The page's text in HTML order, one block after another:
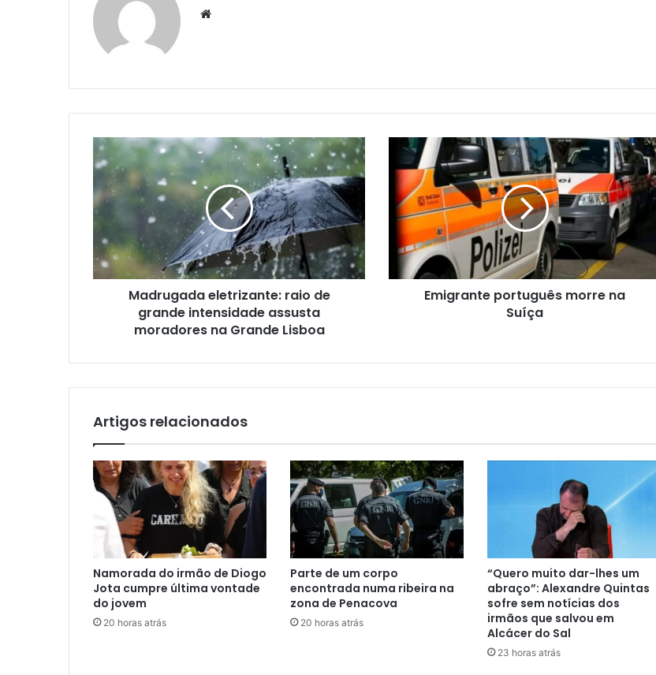
Website
Madrugada eletrizante: raio de
grande intensidade assusta
moradores na Grande Lisboa
Emigrante português morre na
Suíça
Artigos relacionados
Namorada do irmão de Diogo
Jota cumpre última vontade
do jovem
20 horas atrás
Parte de um corpo
encontrada numa ribeira na
zona de Penacova
20 horas atrás
“Quero muito dar-lhes um
abraço”: Alexandre Quintas
sofre sem notícias dos
irmãos que salvou em
Alcácer do Sal
23 horas atrás